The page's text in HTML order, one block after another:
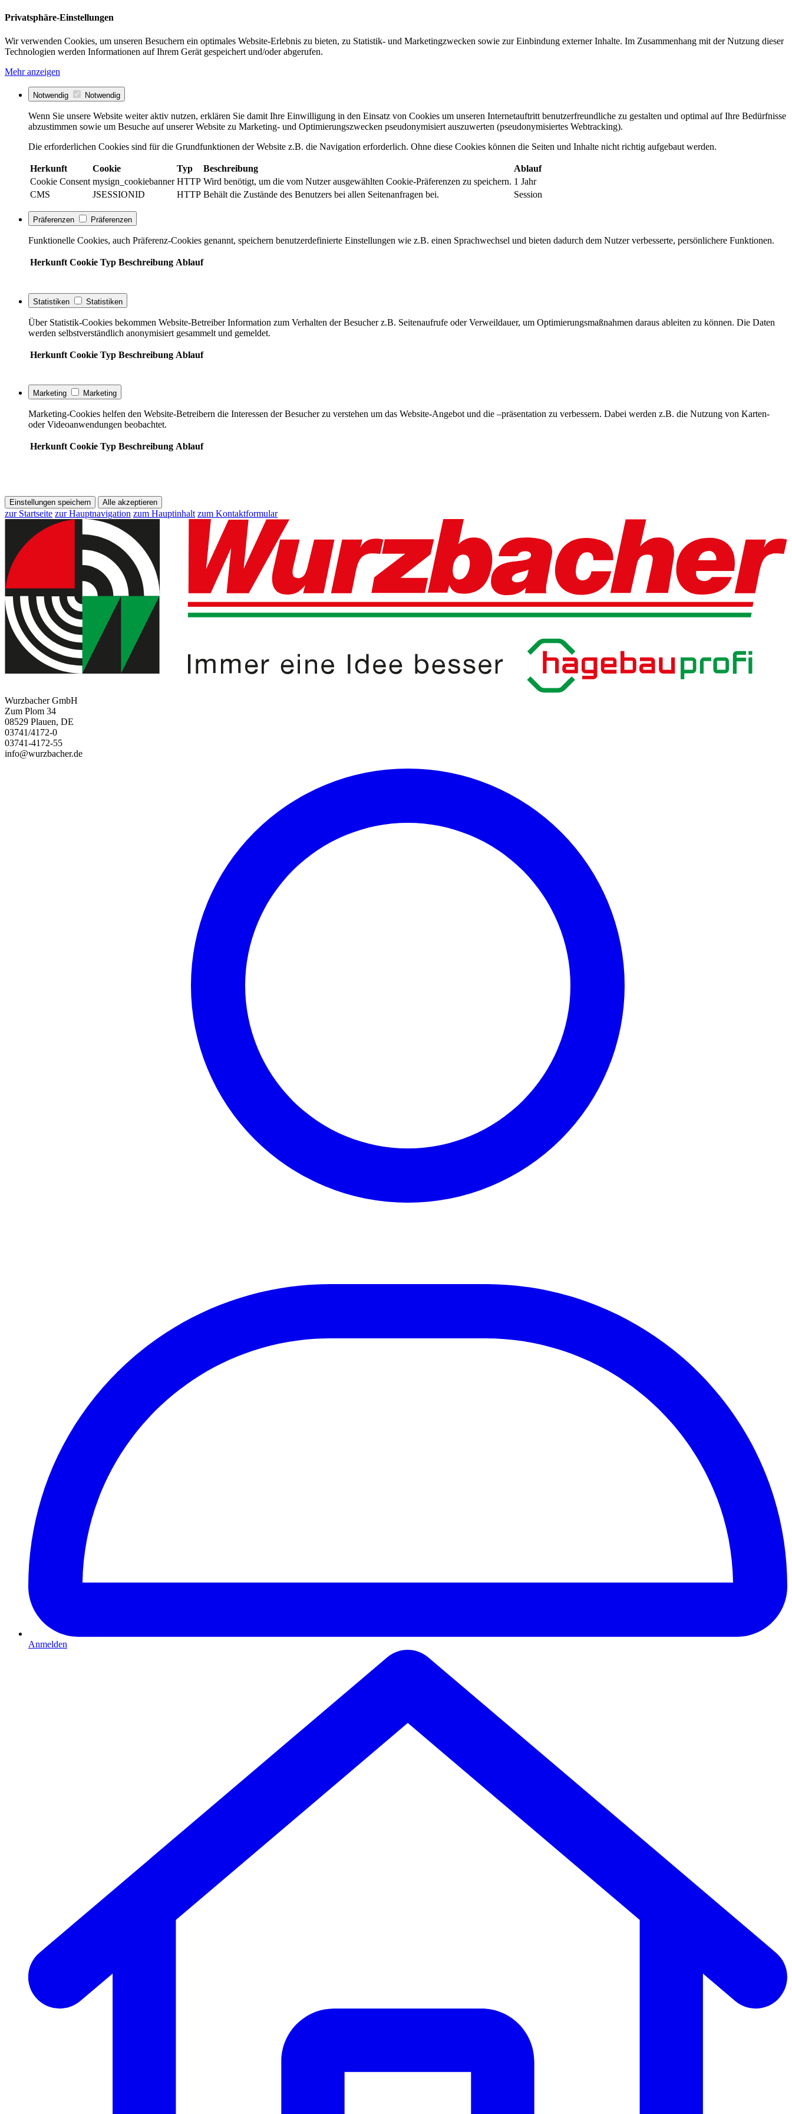
Privatsphäre-Einstellungen
Wir verwenden Cookies, um unseren Besuchern ein optimales Website-Erlebnis zu bieten, zu Statistik- und Marketingzwecken sowie zur Einbindung externer Inhalte. Im Zusammenhang mit der Nutzung dieser
Technologien werden Informationen auf Ihrem Gerät gespeichert und/oder abgerufen.
Mehr anzeigen
Notwendig Notwendig
Wenn Sie unsere Website weiter aktiv nutzen, erklären Sie damit Ihre Einwilligung in den Einsatz von Cookies um unseren Internetauftritt benutzerfreundliche zu gestalten und optimal auf Ihre Bedürfnisse
abzustimmen sowie um Besuche auf unserer Website zu Marketing- und Optimierungszwecken pseudonymisiert auszuwerten (pseudonymisiertes Webtracking).
Die erforderlichen Cookies sind für die Grundfunktionen der Website z.B. die Navigation erforderlich. Ohne diese Cookies können die Seiten und Inhalte nicht richtig aufgebaut werden.
Herkunft Cookie Typ Beschreibung
Ablauf
Cookie Consent mysign_cookiebanner HTTP Wird benötigt, um die vom Nutzer ausgewählten Cookie-Präferenzen zu speichern. 1 Jahr
CMS
JSESSIONID HTTP Behält die Zustände des Benutzers bei allen Seitenanfragen bei. Session
Präferenzen Präferenzen
Funktionelle Cookies, auch Präferenz-Cookies genannt, speichern benutzerdefinierte Einstellungen wie z.B. einen Sprachwechsel und bieten dadurch dem Nutzer verbesserte, persönlichere Funktionen.
Herkunft Cookie Typ Beschreibung Ablauf
Statistiken Statistiken
Über Statistik-Cookies bekommen Website-Betreiber Information zum Verhalten der Besucher z.B. Seitenaufrufe oder Verweildauer, um Optimierungsmaßnahmen daraus ableiten zu können. Die Daten
werden selbstverständlich anonymisiert gesammelt und gemeldet.
Herkunft Cookie Typ Beschreibung Ablauf
Marketing Marketing
Marketing-Cookies helfen den Website-Betreibern die Interessen der Besucher zu verstehen um das Website-Angebot und die –präsentation zu verbessern. Dabei werden z.B. die Nutzung von Karten-
oder Videoanwendungen beobachtet.
Herkunft Cookie Typ Beschreibung Ablauf
Einstellungen speichern Alle akzeptieren
zur Startseite zur Hauptnavigation zum Hauptinhalt zum Kontaktformular
Wurzbacher GmbH
Zum Plom 34
08529 Plauen, DE
03741/4172-0
03741-4172-55
info@wurzbacher.de
Anmelden